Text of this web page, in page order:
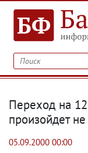
Переход на
произойдет
05.09.2000 00:00